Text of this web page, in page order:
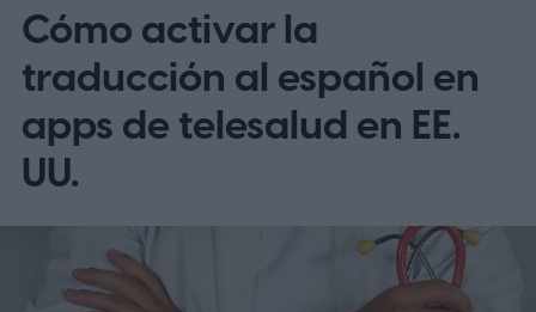
Cómo activar la
traducción al español en
apps de telesalud en EE.
UU.